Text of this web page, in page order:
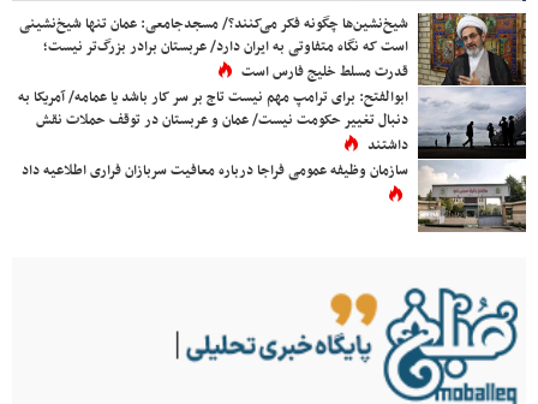
شیخ‌نشین‌ها چگونه فکر می‌کنند؟/ مسجدجامعی: عمان تنها شیخ‌نشینی
است که نگاه متفاوتی به ایران دارد/ عربستان برادر بزرگ‌تر نیست؛
قدرت مسلط خلیج فارس است
ابوالفتح: برای ترامپ مهم نیست تاج بر سر کار باشد یا عمامه/ آمریکا به
دنبال تغییر حکومت نیست/ عمان و عربستان در توقف حملات نقش
داشتند
سازمان وظیفه عمومی فراجا درباره معافیت سربازان فراری اطلاعیه داد